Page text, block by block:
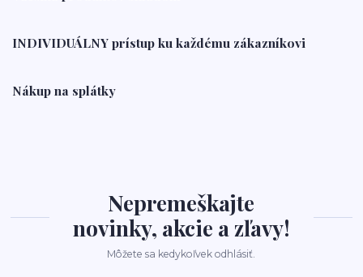
INDIVIDUÁLNY prístup ku každému zákazníkovi
Nákup na splátky
Nepremeškajte
novinky, akcie a zľavy!
Môžete sa kedykoľvek odhlásiť.